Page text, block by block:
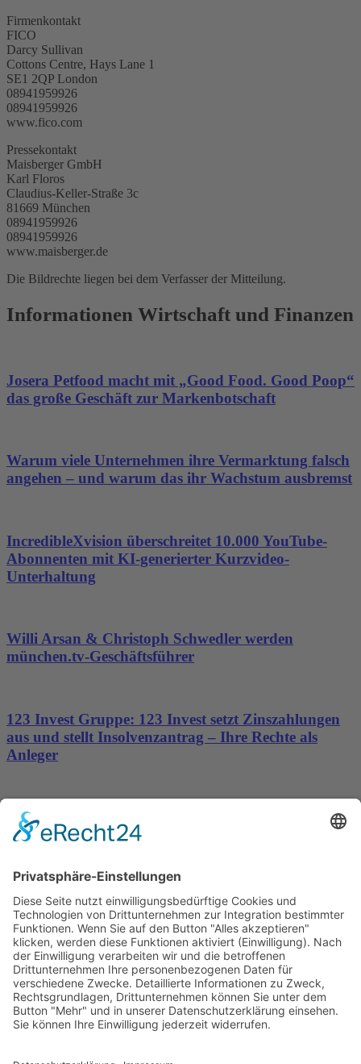
Firmenkontakt
FICO
Darcy Sullivan
Cottons Centre, Hays Lane 1
SE1 2QP London
08941959926
08941959926
www.fico.com
Pressekontakt
Maisberger GmbH
Karl Floros
Claudius-Keller-Straße 3c
81669 München
08941959926
08941959926
www.maisberger.de
Die Bildrechte liegen bei dem Verfasser der Mitteilung.
Informationen Wirtschaft und Finanzen
Josera Petfood macht mit „Good Food. Good Poop“
das große Geschäft zur Markenbotschaft
Warum viele Unternehmen ihre Vermarktung falsch
angehen – und warum das ihr Wachstum ausbremst
IncredibleXvision überschreitet 10.000 YouTube-
Abonnenten mit KI-generierter Kurzvideo-
Unterhaltung
Willi Arsan & Christoph Schwedler werden
münchen.tv-Geschäftsführer
123 Invest Gruppe: 123 Invest setzt Zinszahlungen
aus und stellt Insolvenzantrag – Ihre Rechte als
Anleger
Dronus sichert sich 15 Millionen Dollar und treibt
den Aufbau autonomer Luftinfrastruktur voran
Wichtiges
Impressum
Datenschutz
Kooperation
Werbung
Presse- und Öffentlichkeitsarbeit
Aktuelles